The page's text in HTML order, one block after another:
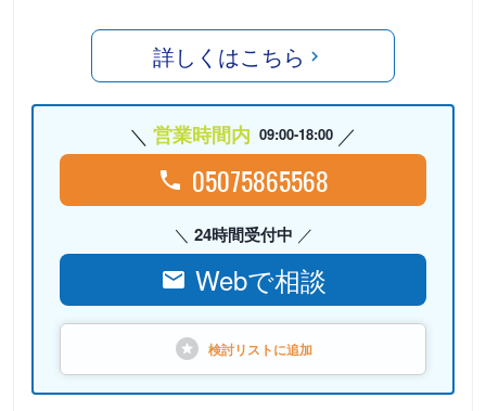
詳しくはこちら
営業時間内 09:00-18:00
05075865568
24時間受付中
Webで相談
検討リストに追加